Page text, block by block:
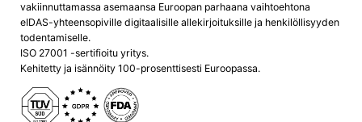
vakiinnuttamassa asemaansa Euroopan parhaana vaihtoehtona
eIDAS-yhteensopiville digitaalisille allekirjoituksille ja henkilöllisyyden
todentamiselle.
ISO 27001 -sertifioitu yritys.
Kehitetty ja isännöity 100-prosenttisesti Euroopassa.